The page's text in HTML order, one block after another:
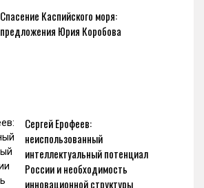
Спасение Каспийского моря:
предложения Юрия Коробова
Сергей Ерофеев:
неиспользованный
интеллектуальный потенциал
России и необходимость
инновационной структуры